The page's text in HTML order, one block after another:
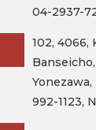
04-2937-
102, 4066,
Yonezawa,
992-1123,